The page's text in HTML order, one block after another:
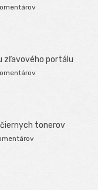
zľavového portálu
tonerov